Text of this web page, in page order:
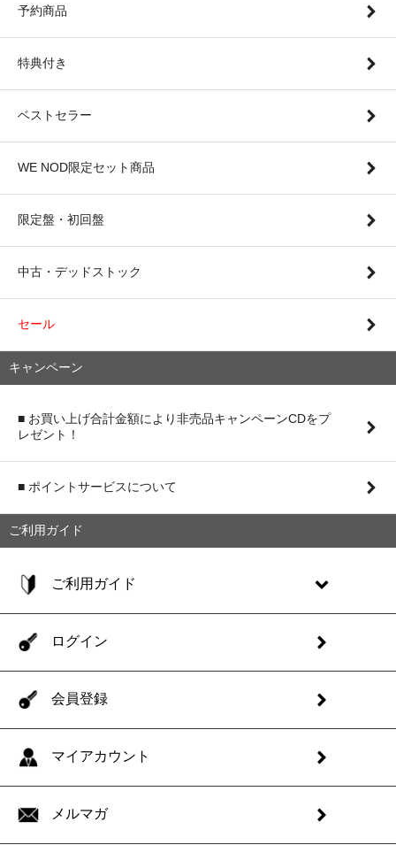
予約商品
特典付き
ベストセラー
WE NOD限定セット商品
限定盤・初回盤
中古・デッドストック
セール
キャンペーン
■ お買い上げ合計金額により非売品キャンペーンCDをプ
レゼント！
■ ポイントサービスについて
ご利用ガイド
ご利用ガイド
ログイン
会員登録
マイアカウント
メルマガ